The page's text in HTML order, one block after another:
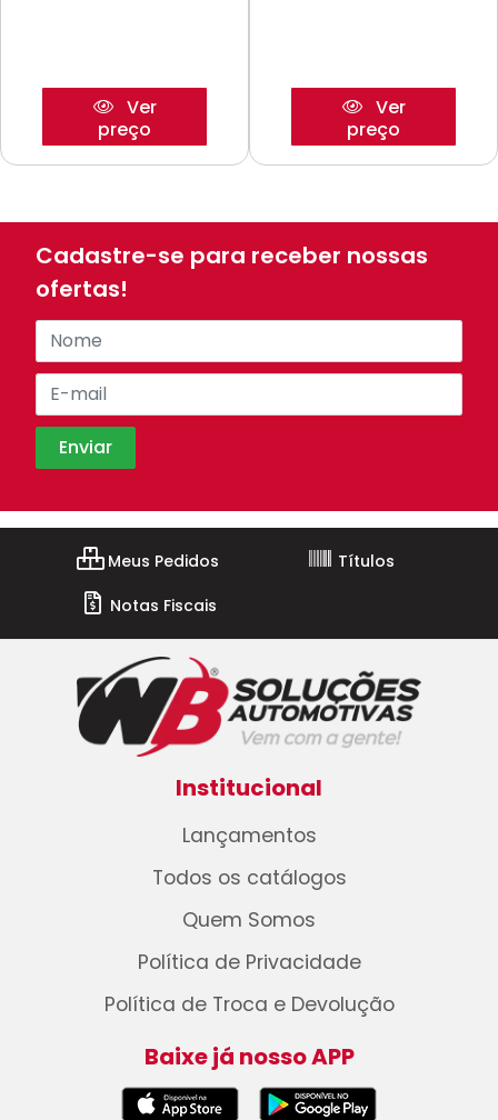
Ver
preço
Ver
preço
Cadastre-se para receber nossas
ofertas!
Meus Pedidos
Títulos
Notas Fiscais
Institucional
Lançamentos
Todos os catálogos
Quem Somos
Política de Privacidade
Política de Troca e Devolução
Baixe já nosso APP